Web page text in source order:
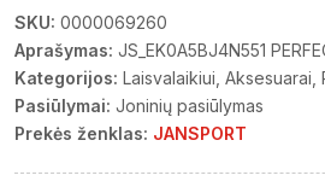
SKU: 0000069260
Aprašymas: JS_EK0A5BJ4N551
Kategorijos: Laisvalaikiui Aksesuarai
Pasiūlymai: Joninių pasiūlymas
Prekės ženklas: JANSPORT